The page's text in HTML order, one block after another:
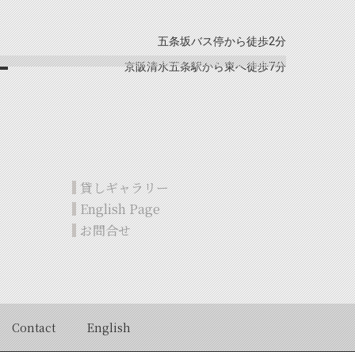
五条坂バス停から徒歩2分
京阪清水五条駅から東へ徒歩7分
貸しギャラリー
English Page
お問合せ
Contact English